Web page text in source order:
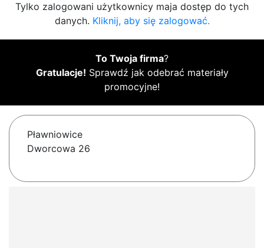
Tylko zalogowani użytkownicy maja dostęp do tych
danych. Kliknij, aby się zalogować.
To Twoja firma?
Gratulacje! Sprawdź jak odebrać materiały
promocyjne!
Pławniowice
Dworcowa 26